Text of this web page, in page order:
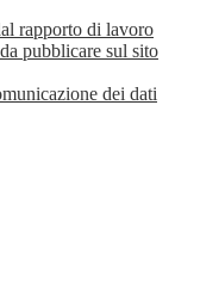
rapporto di lavoro
pubblicare sul sito
dei dati